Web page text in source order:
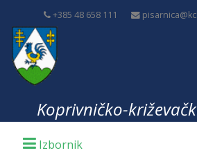
+385 48 658 111
Koprivničko-